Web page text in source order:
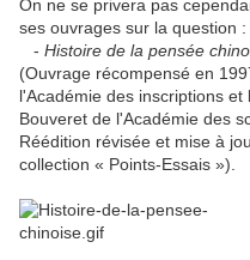
On ne se privera pas
ses ouvrages sur la question :
- Histoire de la pensée
(Ouvrage récompensé en
l'Académie des inscriptions
Bouveret de l'Académie des
Réédition révisée et mise à
collection « Points-Essais »).